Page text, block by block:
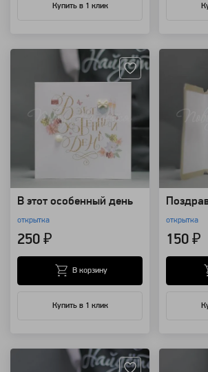
Купить в 1 клик
В этот особенный день
открытка
250 ₽
Купить в 1 клик
В корзину
открытка
150 ₽